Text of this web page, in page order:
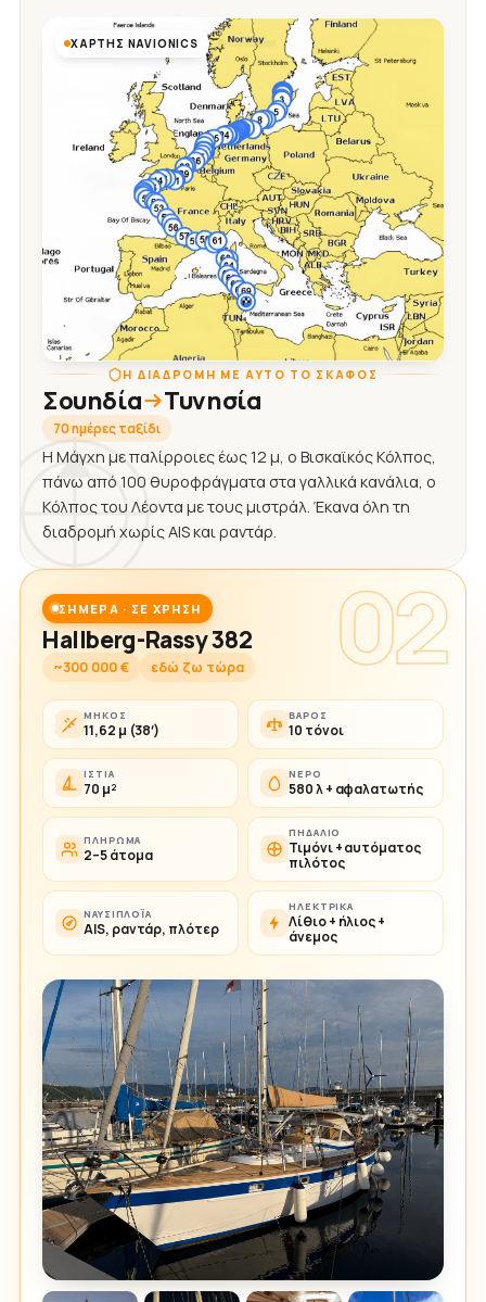
ΧΆΡΤΗΣ NAVIONICS
Η ΔΙΑΔΡΟΜΉ ΜΕ ΑΥΤΌ ΤΟ ΣΚΆΦΟΣ
Σουηδία Τυνησία
70 ημέρες ταξίδι
Η Μάγχη με παλίρροιες έως 12 μ, ο Βισκαϊκός Κόλπος,
πάνω από 100 θυροφράγματα στα γαλλικά κανάλια, ο
Κόλπος του Λέοντα με τους μιστράλ. Έκανα όλη τη
διαδρομή χωρίς AIS και ραντάρ.
02
ΣΉΜΕΡΑ · ΣΕ ΧΡΉΣΗ
Hallberg-Rassy 382
~300 000 € εδώ ζω τώρα
ΜΉΚΟΣ
11,62 μ (38′)
ΒΆΡΟΣ
10 τόνοι
ΙΣΤΊΑ
70 μ²
ΝΕΡΌ
580 λ + αφαλατωτής
ΠΛΉΡΩΜΑ
2–5 άτομα
ΠΗΔΆΛΙΟ
Τιμόνι + αυτόματος
πιλότος
ΝΑΥΣΙΠΛΟΪ́Α
AIS, ραντάρ, πλότερ
ΗΛΕΚΤΡΙΚΆ
Λίθιο + ήλιος +
άνεμος